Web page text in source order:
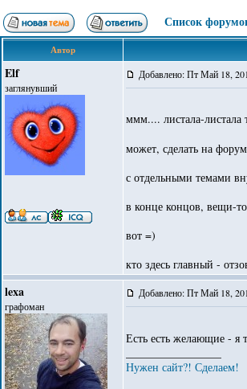
Список
Автор
Elf
заглянувший
Добавлено: Пт Май 18,
ммм.... листала-
может, сделать на
с отдельными темами
в конце концов, вещи-
вот =)
кто здесь главный -
lexa
графоман
Добавлено: Пт Май 18,
Есть есть желающие - я
Нужен сайт?! Сделаем!